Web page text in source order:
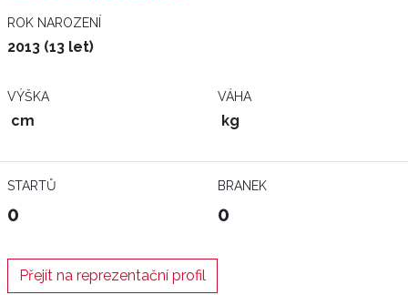
ROK NAROZENÍ
2013 (13 let)
VÝŠKA
cm
VÁHA
kg
STARTŮ
0
BRANEK
0
Přejít na reprezentační profil